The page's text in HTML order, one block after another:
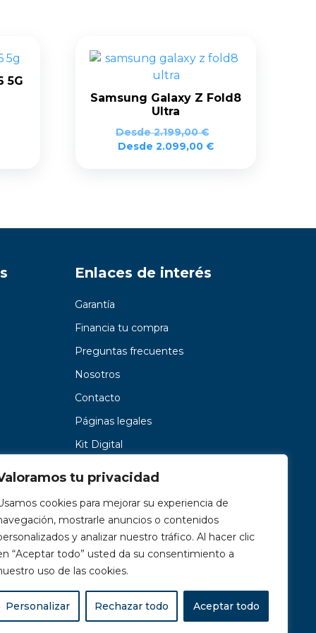
tu privacidad
cookies para mejorar su experiencia de
mostrarle anuncios o contenidos
y analizar nuestro tráfico. Al hacer clic
“Aceptar todo” usted da su consentimiento a
uso de las cookies.
Personalizar Rechazar todo Aceptar todo
5G
Samsung Galaxy Z Fold8
Ultra
Desde2.199,00€
Desde 2.099,00 €
Enlaces de interés
Garantía
Financia tu compra
Preguntas frecuentes
Nosotros
Contacto
Páginas legales
Kit Digital